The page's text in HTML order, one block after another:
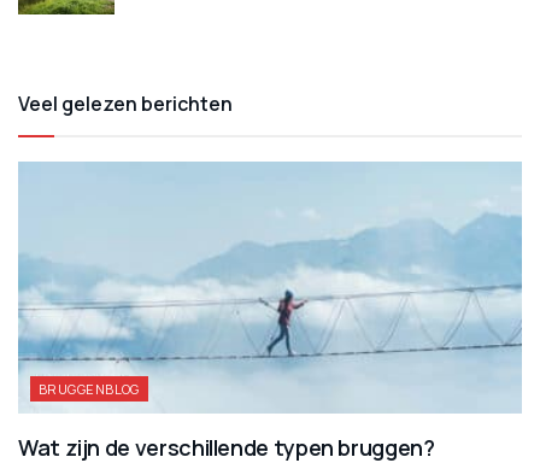
Veel gelezen berichten
BRUGGENBLOG
Wat zijn de verschillende typen bruggen?